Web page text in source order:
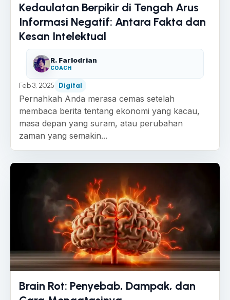
Kedaulatan Berpikir di Tengah Arus
Informasi Negatif: Antara Fakta dan
Kesan Intelektual
R. Farlodrian
COACH
Feb 3, 2025 Digital
Pernahkah Anda merasa cemas setelah
membaca berita tentang ekonomi yang kacau,
masa depan yang suram, atau perubahan
zaman yang semakin...
Brain Rot: Penyebab, Dampak, dan